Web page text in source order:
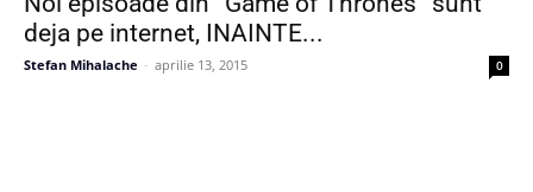
deja pe internet, INAINTE...
Stefan Mihalache - aprilie 13, 2015 0